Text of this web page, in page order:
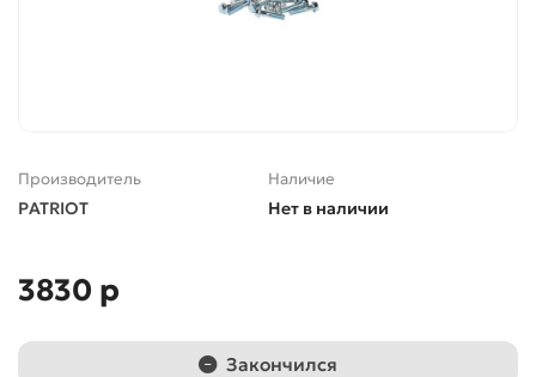
Производитель
PATRIOT
Наличие
Нет в наличии
3830 р
Закончился